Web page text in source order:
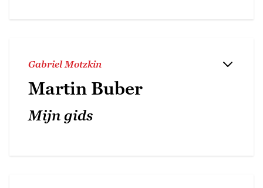
Gabriel Motzkin
Martin Buber
Mijn gids